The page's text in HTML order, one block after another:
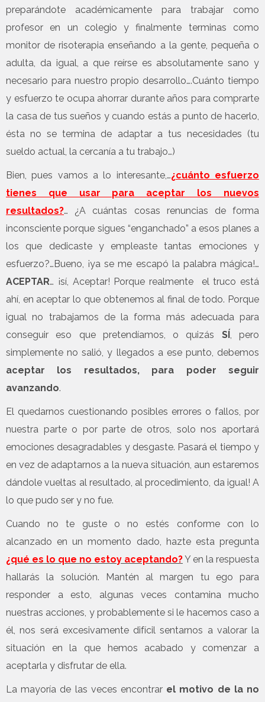
preparándote académicamente para trabajar como
profesor en un colegio y finalmente terminas como
monitor de risoterapia enseñando a la gente, pequeña o
adulta, da igual, a que reírse es absolutamente sano y
necesario para nuestro propio desarrollo….Cuánto tiempo
y esfuerzo te ocupa ahorrar durante años para comprarte
la casa de tus sueños y cuando estás a punto de hacerlo,
ésta no se termina de adaptar a tus necesidades (tu
sueldo actual, la cercanía a tu trabajo…)
Bien, pues vamos a lo interesante,…¿cuánto esfuerzo
tienes que usar para aceptar los nuevos
resultados?… ¿A cuántas cosas renuncias de forma
inconsciente porque sigues “enganchado” a esos planes a
los que dedicaste y empleaste tantas emociones y
esfuerzo?…Bueno, ¡ya se me escapó la palabra mágica!…
ACEPTAR… ¡sí, Aceptar! Porque realmente el truco está
ahí, en aceptar lo que obtenemos al final de todo. Porque
igual no trabajamos de la forma más adecuada para
conseguir eso que pretendíamos, o quizás SÍ, pero
simplemente no salió, y llegados a ese punto, debemos
aceptar los resultados, para poder seguir
avanzando.
El quedarnos cuestionando posibles errores o fallos, por
nuestra parte o por parte de otros, solo nos aportará
emociones desagradables y desgaste. Pasará el tiempo y
en vez de adaptarnos a la nueva situación, aun estaremos
dándole vueltas al resultado, al procedimiento, da igual! A
lo que pudo ser y no fue.
Cuando no te guste o no estés conforme con lo
alcanzado en un momento dado, hazte esta pregunta
¿qué es lo que no estoy aceptando?Y en la respuesta
hallarás la solución. Mantén al margen tu ego para
responder a esto, algunas veces contamina mucho
nuestras acciones, y probablemente si le hacemos caso a
él, nos será excesivamente difícil sentarnos a valorar la
situación en la que hemos acabado y comenzar a
aceptarla y disfrutar de ella.
La mayoría de las veces encontrar el motivo de la no